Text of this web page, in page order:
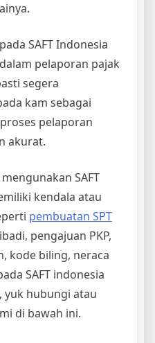
SAFT Indonesia
pelaporan pajak
segera
kam sebagai
pelaporan
akurat.
SAFT
kendala atau
pembuatan SPT
pengajuan PKP,
kode biling, neraca
SAFT indonesia
yuk hubungi atau
di bawah ini.